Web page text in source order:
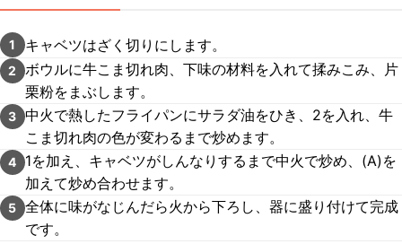
1 キャベツはざく切りにします。
2
ボウルに牛こま切れ肉、下味の材料を入れて揉みこみ、片
栗粉をまぶします。
3 中火で熱したフライパンにサラダ油をひき、2を入れ、牛
こま切れ肉の色が変わるまで炒めます。
4
1を加え、キャベツがしんなりするまで中火で炒め、(A)を
加えて炒め合わせます。
5 全体に味がなじんだら火から下ろし、器に盛り付けて完成
です。